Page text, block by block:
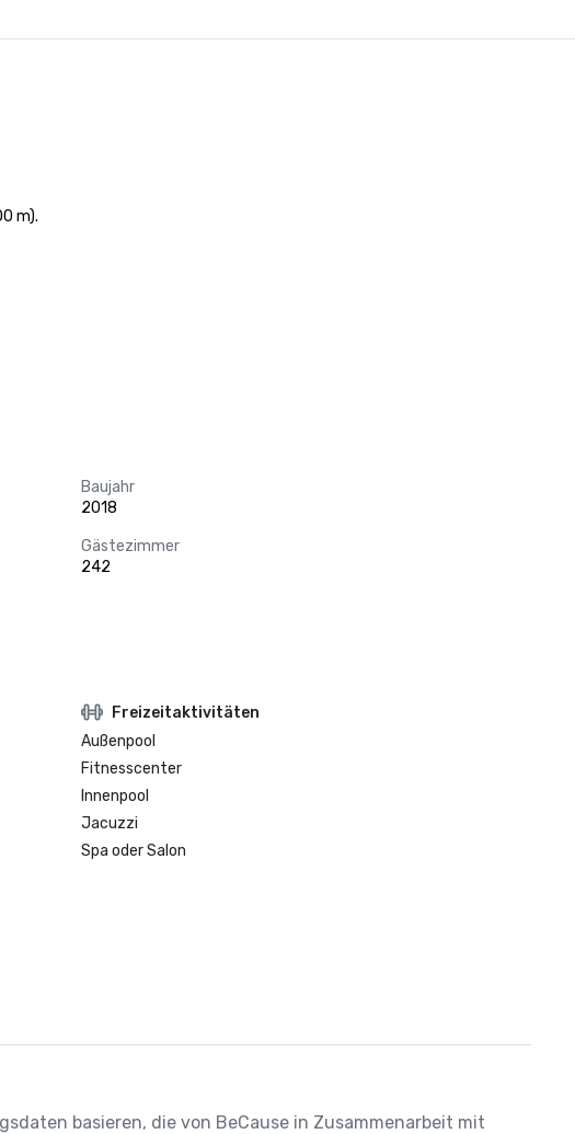
m).
Baujahr
2018
Gästezimmer
242
Freizeitaktivitäten
Außenpool
Fitnesscenter
Innenpool
Jacuzzi
Spa oder Salon
basieren, die von BeCause in Zusammenarbeit mit